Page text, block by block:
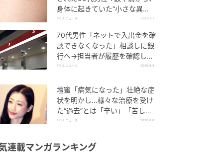
身体に起きていた“小さな異
変”に「あのとき受診していれ
TRILL ニュース 2026.8.7
70代男性「ネットで入出金を確
認できなくなった」相談しに銀
行へ→担当者が履歴を確認した
ところ…判明した“恐ろしい事
TRILL ニュース 2026.8.8
壇蜜「病気になった」壮絶な症
状を明かし…様々な治療を受け
た“過去”とは「辛い」「苦し
い」
TRILL ニュース 2026.8.8
連載マンガランキング